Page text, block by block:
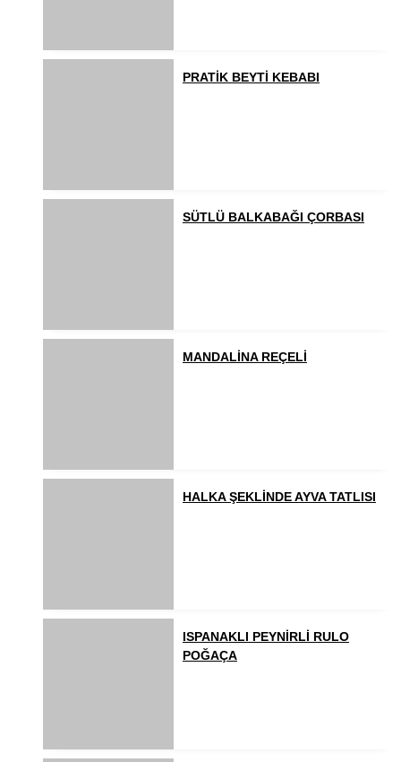
PRATİK BEYTİ KEBABI
SÜTLÜ BALKABAĞI ÇORBASI
MANDALİNA REÇELİ
HALKA ŞEKLİNDE AYVA TATLISI
ISPANAKLI PEYNİRLİ RULO
POĞAÇA